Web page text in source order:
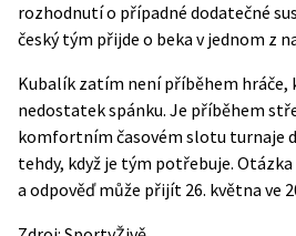
rozhodnutí o případné dodatečné
český tým přijde o beka v jednom z
Kubalík zatím není příběhem hráče,
nedostatek spánku. Je příběhem
komfortním časovém slotu turnaje
tehdy, když je tým potřebuje.
a odpověď může přijít 26. května ve